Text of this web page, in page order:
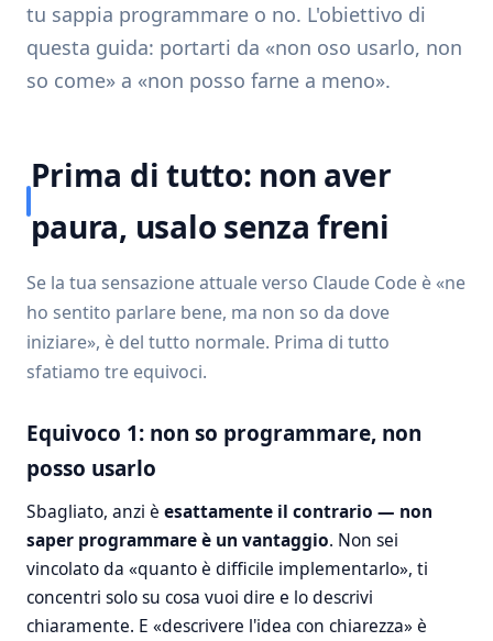
tu sappia programmare o no. L'obiettivo di
questa guida: portarti da «non oso usarlo, non
so come» a «non posso farne a meno».
Prima di tutto: non aver
paura, usalo senza freni
Se la tua sensazione attuale verso Claude Code è «ne
ho sentito parlare bene, ma non so da dove
iniziare», è del tutto normale. Prima di tutto
sfatiamo tre equivoci.
Equivoco 1: non so programmare, non
posso usarlo
Sbagliato, anzi è esattamente il contrario — non
saper programmare è un vantaggio. Non sei
vincolato da «quanto è difficile implementarlo», ti
concentri solo su cosa vuoi dire e lo descrivi
chiaramente. E «descrivere l'idea con chiarezza» è